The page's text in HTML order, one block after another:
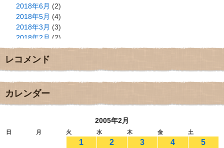
2018年6月 (2)
2018年5月 (4)
2018年3月 (3)
2018年2月 (2)
2018年1月(2)
2017年12月
2017年11月(3)
2017年9月
2017年8月
2017年5月
レコメンド
カレンダー
2005年2月
日 月 火 水 木 金 土
1 2 3 4
5